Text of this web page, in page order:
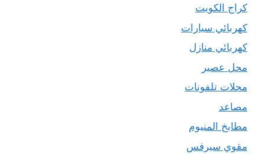
كراج الكويت
كهربائي سيارات
كهربائي منازل
محل عصير
محلات تلفونات
مصاعد
مطابخ المنيوم
مقوي سيرفس